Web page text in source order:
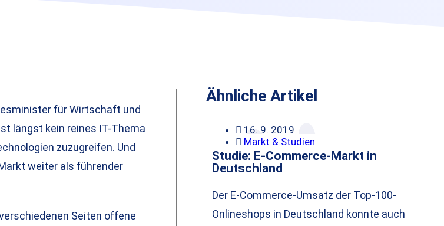
für Wirtschaft und
längst kein reines IT-Thema
zuzugreifen. Und
weiter als führender
Seiten offene
Ähnliche Artikel
16. 9. 2019
Markt & Studien
Studie: E-Commerce-Markt in
Deutschland
Der E-Commerce-Umsatz der Top-100-
Onlineshops in Deutschland konnte auch